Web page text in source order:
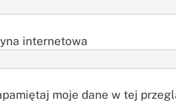
internetowa
moje dane w tej